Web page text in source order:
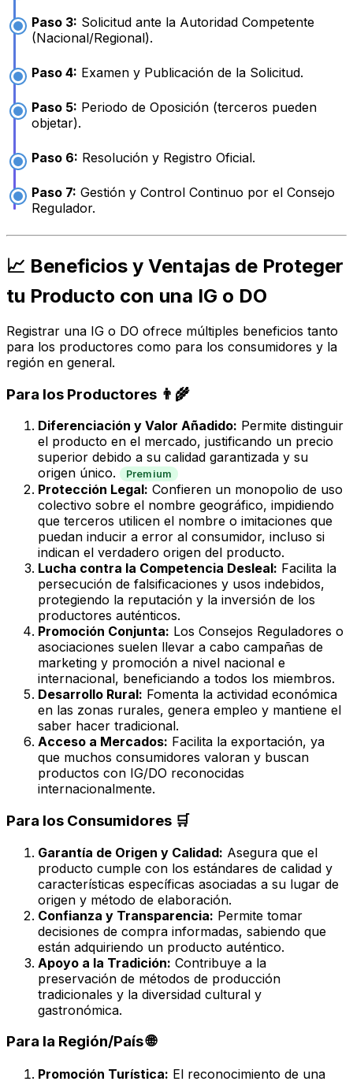
Paso 3: Solicitud ante la Autoridad Competente
(Nacional/Regional).
Paso 4: Examen y Publicación de la Solicitud.
Paso 5: Periodo de Oposición (terceros pueden
objetar).
Paso 6: Resolución y Registro Oficial.
Paso 7: Gestión y Control Continuo por el Consejo
Regulador.
📈 Beneficios y Ventajas de Proteger
tu Producto con una IG o DO
Registrar una IG o DO ofrece múltiples beneficios tanto
para los productores como para los consumidores y la
región en general.
Para los Productores 👨‍🌾
Diferenciación y Valor Añadido: Permite distinguir
el producto en el mercado, justificando un precio
superior debido a su calidad garantizada y su
origen único.
Premium
Protección Legal: Confieren un monopolio de uso
colectivo sobre el nombre geográfico, impidiendo
que terceros utilicen el nombre o imitaciones que
puedan inducir a error al consumidor, incluso si
indican el verdadero origen del producto.
Lucha contra la Competencia Desleal: Facilita la
persecución de falsificaciones y usos indebidos,
protegiendo la reputación y la inversión de los
productores auténticos.
Promoción Conjunta: Los Consejos Reguladores o
asociaciones suelen llevar a cabo campañas de
marketing y promoción a nivel nacional e
internacional, beneficiando a todos los miembros.
Desarrollo Rural: Fomenta la actividad económica
en las zonas rurales, genera empleo y mantiene el
saber hacer tradicional.
Acceso a Mercados: Facilita la exportación, ya
que muchos consumidores valoran y buscan
productos con IG/DO reconocidas
internacionalmente.
Para los Consumidores 🛒
Garantía de Origen y Calidad: Asegura que el
producto cumple con los estándares de calidad y
características específicas asociadas a su lugar de
origen y método de elaboración.
Confianza y Transparencia: Permite tomar
decisiones de compra informadas, sabiendo que
están adquiriendo un producto auténtico.
Apoyo a la Tradición: Contribuye a la
preservación de métodos de producción
tradicionales y la diversidad cultural y
gastronómica.
Para la Región/País 🌐
Promoción Turística: El reconocimiento de una